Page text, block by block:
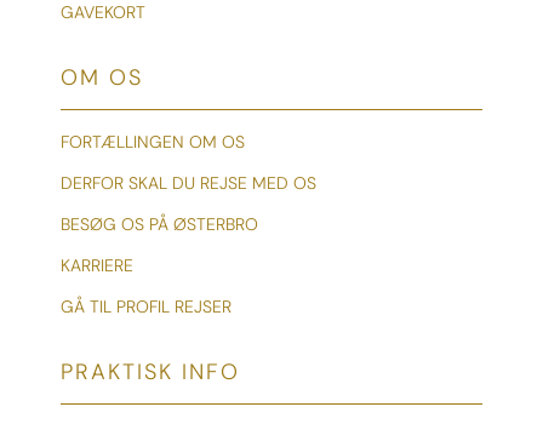
GAVEKORT
OM OS
FORTÆLLINGEN OM OS
DERFOR SKAL DU REJSE MED OS
BESØG OS PÅ ØSTERBRO
KARRIERE
GÅ TIL PROFIL REJSER
PRAKTISK INFO